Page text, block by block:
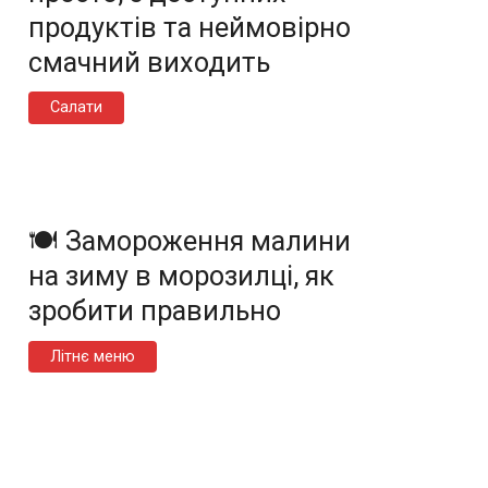
продуктів та неймовірно
смачний виходить
Салати
🍽️ Замороження малини
на зиму в морозилці, як
зробити правильно
Літнє меню